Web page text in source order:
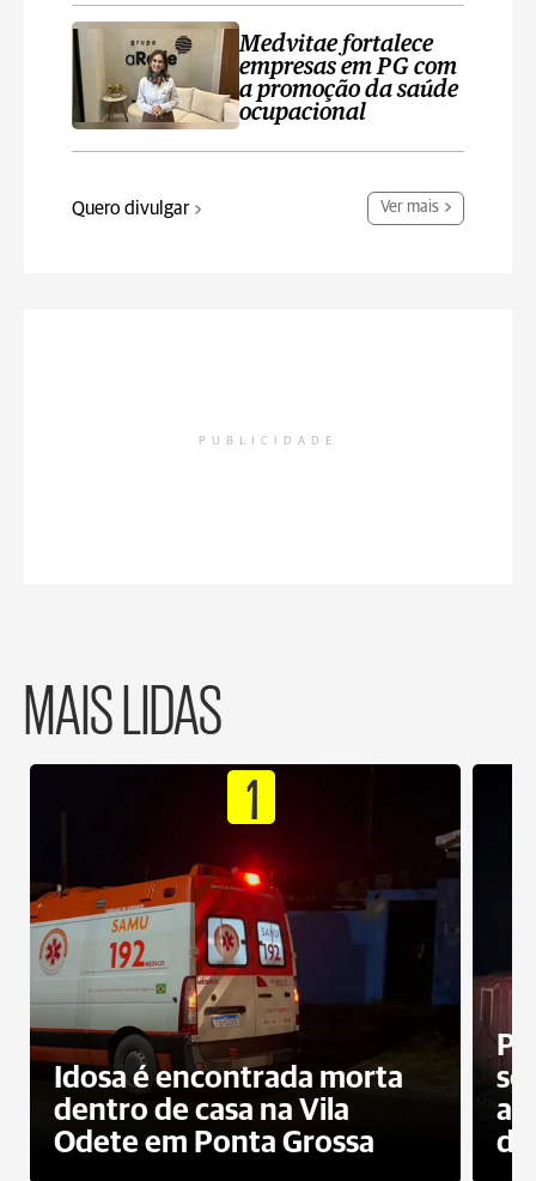
Medvitae fortalece
empresas em PG com
a promoção da saúde
ocupacional
Quero divulgar Ver mais
PUBLICIDADE
MAIS LIDAS
1
Idosa é encontrada morta
dentro de casa na Vila
Odete em Ponta Grossa
do